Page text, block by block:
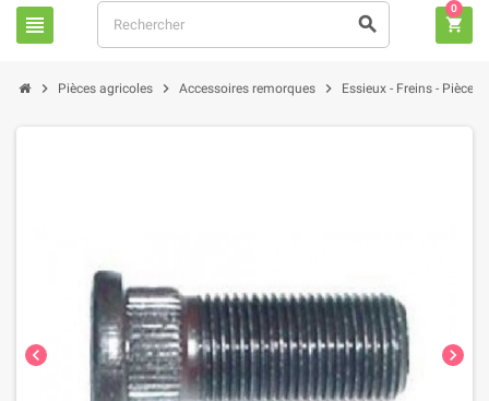
view_headline search shopping_cart
0
chevron_right Pièces agricoles chevron_right Accessoires remorques chevron_right Essieux - Freins - Pièces
chevron_left chevron_right